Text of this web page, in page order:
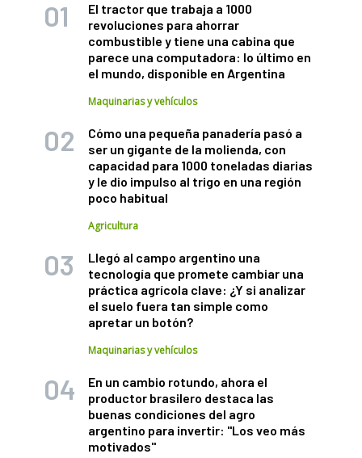
El tractor que trabaja a 1000
revoluciones para ahorrar
combustible y tiene una cabina que
parece una computadora: lo último en
el mundo, disponible en Argentina
Maquinarias y vehículos
Cómo una pequeña panadería pasó a
ser un gigante de la molienda, con
capacidad para 1000 toneladas diarias
y le dio impulso al trigo en una región
poco habitual
Agricultura
Llegó al campo argentino una
tecnología que promete cambiar una
práctica agrícola clave: ¿Y si analizar
el suelo fuera tan simple como
apretar un botón?
Maquinarias y vehículos
En un cambio rotundo, ahora el
productor brasilero destaca las
buenas condiciones del agro
argentino para invertir: "Los veo más
motivados"